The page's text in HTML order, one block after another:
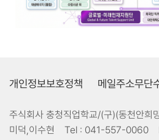
개인정보보호정책 메일주소무단
주식회사 충청직업학교/(구)(동천안희
미덕,이수현
Tel : 041-557-0060